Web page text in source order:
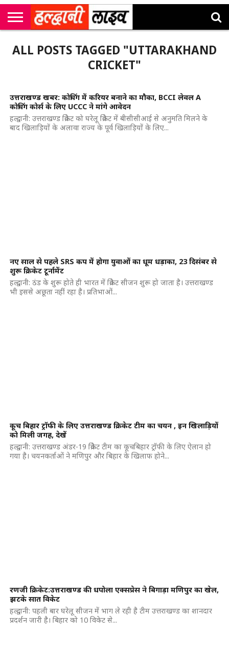
सी
एम
कॉर्नर
उत्तराखंड
न्यूज़
खेल
मनोरंजन
सम्पादकीय
जॉब
अलर्ट्स
ALL POSTS TAGGED "UTTARAKHAND
CRICKET"
उत्तराखण्ड खबर: कोचिंग में करियर बनाने का मौका, BCCI लेवल A
कोचिंग कोर्स के लिए UCCC ने मांगे आवेदन
हल्द्वानी: उत्तराखण्ड क्रिकेट को घरेलू क्रिकेट में बीसीसीआई से अनुमति मिलने के
बाद खिलाड़ियों के अलावा राज्य के पूर्व खिलाड़ियों के लिए...
नए साल से पहले SRS कप में होगा युवाओं का धूम धड़ाका, 23 दिसंबर से
शुरू क्रिकेट टूर्नामेंट
हल्द्वानी: ठंड के शुरू होते ही भारत में क्रिकेट सीजन शुरू हो जाता है। उत्तराखण्ड
भी इससे अछूता नहीं रहा है। प्रतिभाओं...
कूच बिहार ट्रॉफी के लिए उत्तराखण्ड क्रिकेट टीम का चयन , इन खिलाड़ियों
को मिली जगह, देखें
हल्द्वानी: उत्तराखण्ड अंडर-19 क्रिकेट टीम का कूचबिहार ट्रॉफी के लिए ऐलान हो
गया है। चयनकर्ताओं ने मणिपुर और बिहार के खिलाफ होने...
रणजी क्रिकेट:उत्तराखण्ड की धपोला एक्सप्रेस ने बिगाड़ा मणिपुर का खेल,
झटके सात विकेट
हल्द्वानी: पहली बार घरेलू सीजन में भाग ले रही है टीम उत्तराखण्ड का शानदार
प्रदर्शन जारी है। बिहार को 10 विकेट से...